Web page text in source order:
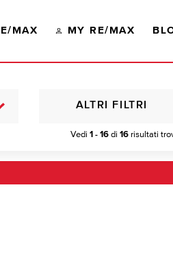
MAX MY RE/MAX
Vedi 1 - 16 di 16 risultati
ALTRI FILTRI